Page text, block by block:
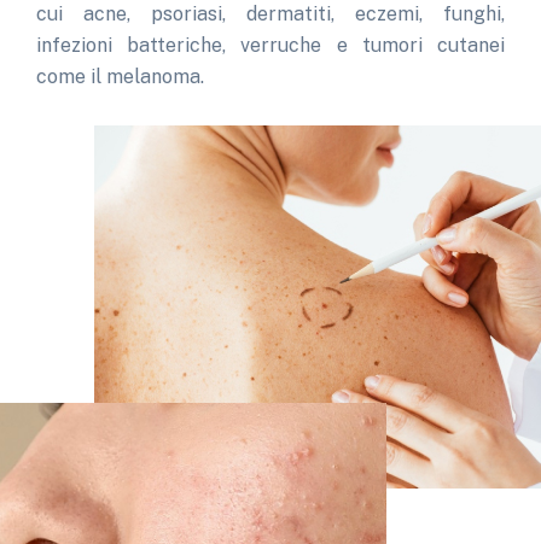
cui acne, psoriasi, dermatiti, eczemi, funghi,
infezioni batteriche, verruche e tumori cutanei
come il melanoma.